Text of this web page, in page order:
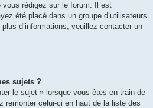
rédigez sur le forum. Il est
été placé dans un groupe d’utilisateurs
d’informations, veuillez contacter un
sujets ?
le sujet » lorsque vous êtes en train de
remonter celui-ci en haut de la liste des